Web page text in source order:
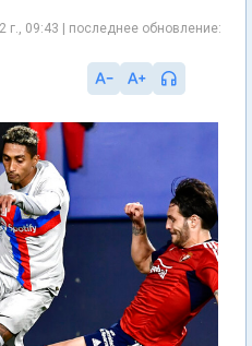
г., 09:43 | последнее обновление: